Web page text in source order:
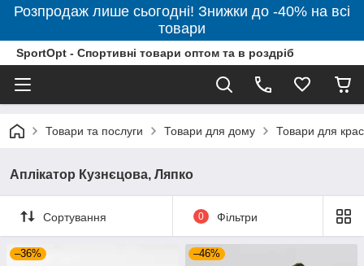
Розпродаж лише сьогодні! Знижки до -40% на всі
товари
SportOpt - Спортивні товари оптом та в роздріб
Товари та послуги Товари для дому Товари для
Аплікатор Кузнєцова, Ляпко
Сортування 0 Фільтри
–36% –46%